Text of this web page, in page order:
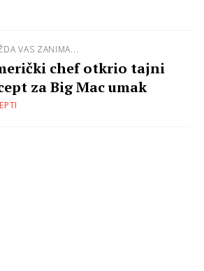
VAS ZANIMA...
chef otkrio tajni
za Big Mac umak